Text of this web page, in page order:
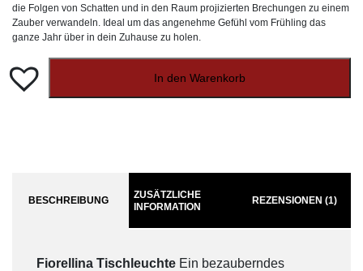
die Folgen von Schatten und in den Raum projizierten Brechungen zu einem
Zauber verwandeln. Ideal um das angenehme Gefühl vom Frühling das
ganze Jahr über in dein Zuhause zu holen.
In den Warenkorb
BESCHREIBUNG
ZUSÄTZLICHE
INFORMATION
REZENSIONEN (1)
Fiorellina Tischleuchte Ein bezauberndes